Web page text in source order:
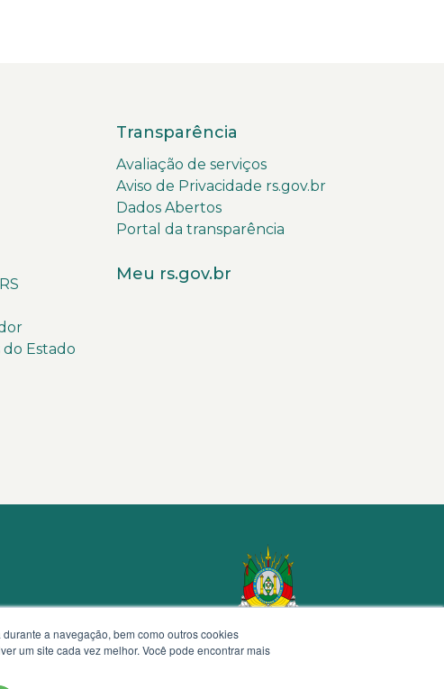
do Estado
Transparência
Avaliação de serviços
Aviso de Privacidade rs.gov.br
Dados Abertos
Portal da transparência
Meu rs.gov.br
a navegação, bem como outros cookies
um site cada vez melhor. Você pode encontrar mais